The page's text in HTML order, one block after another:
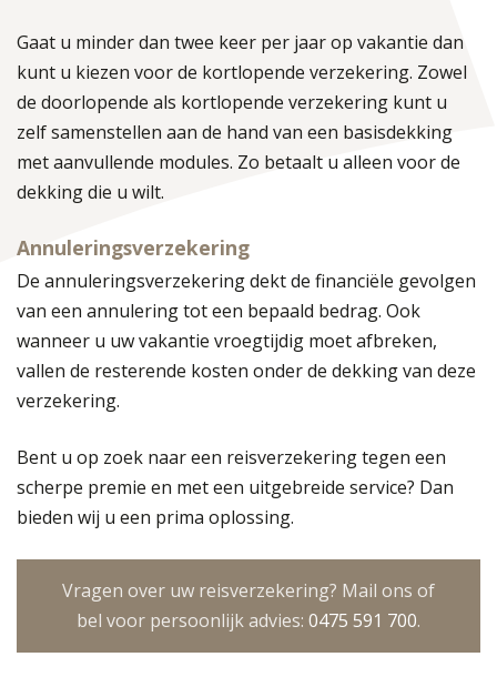
Gaat u minder dan twee keer per jaar op vakantie dan
kunt u kiezen voor de kortlopende verzekering. Zowel
de doorlopende als kortlopende verzekering kunt u
zelf samenstellen aan de hand van een basisdekking
met aanvullende modules. Zo betaalt u alleen voor de
dekking die u wilt.
Annuleringsverzekering
De annuleringsverzekering dekt de financiële gevolgen
van een annulering tot een bepaald bedrag. Ook
wanneer u uw vakantie vroegtijdig moet afbreken,
vallen de resterende kosten onder de dekking van deze
verzekering.
Bent u op zoek naar een reisverzekering tegen een
scherpe premie en met een uitgebreide service? Dan
bieden wij u een prima oplossing.
Vragen over uw reisverzekering? Mail ons of
bel voor persoonlijk advies: 0475 591 700.